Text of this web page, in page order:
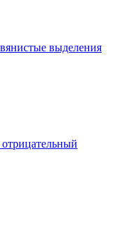
выделения